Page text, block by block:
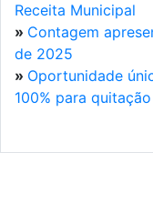
Receita Municipal
» Contagem
de 2025
» Oportunidade
100% para